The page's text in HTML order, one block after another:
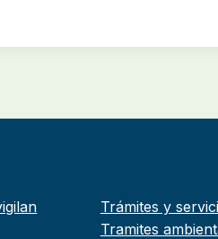
Trámites y
Tramites